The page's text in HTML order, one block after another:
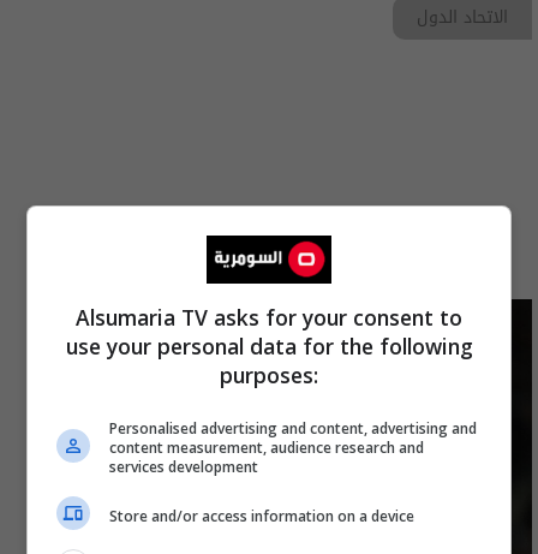
الاتحاد الدول
Alsumaria TV asks for your consent to
use your personal data for the following
purposes:
Personalised advertising and content, advertising and
content measurement, audience research and
services development
Store and/or access information on a device